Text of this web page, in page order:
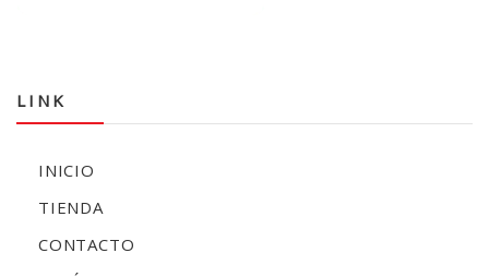
LINK
INICIO
TIENDA
CONTACTO